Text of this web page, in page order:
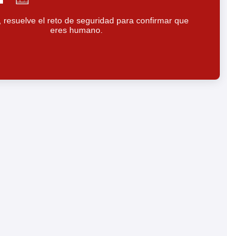
resuelve el reto de seguridad para confirmar que
eres humano.